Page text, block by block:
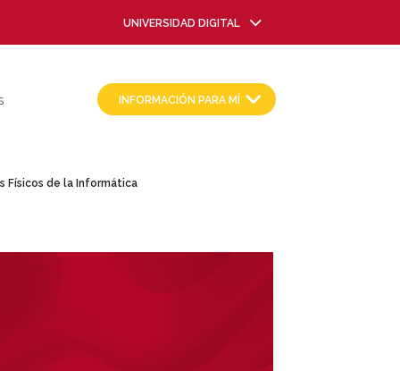
UNIVERSIDAD DIGITAL
INFORMACIÓN PARA MÍ
Físicos de la Informática